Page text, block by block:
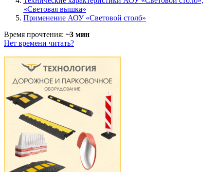
«Световая вышка»
Применение АОУ «Световой столб»
Время прочтения: ~3 мин
Нет времени читать?